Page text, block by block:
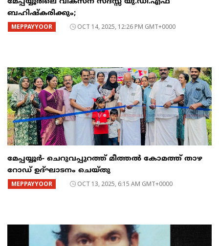
ബഹിഷ്‌കരിക്കും;
MEPPAYYOOR OCT 14, 2025, 12:26 PM GMT+0000
മേപ്പയ്യൂർ- ചെറുവപ്പുറത്ത് മീത്തൽ കോമത്ത് താഴ
റോഡ് ഉദ്ഘാടനം ചെയ്തു
MEPPAYYOOR OCT 13, 2025, 6:15 AM GMT+0000